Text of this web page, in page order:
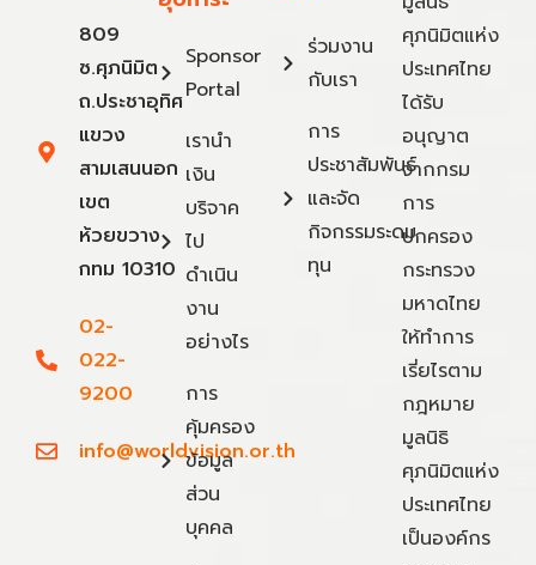
809
ซ.ศุภนิมิต
ถ.ประชาอุทิศ
แขวง
สามเสนนอก
เขต
ห้วยขวาง
กทม 10310
02-
022-
9200
info@worldvision.or.th
Sponsor
Portal
เรานำ
เงิน
บริจาค
ไป
ดำเนิน
งาน
อย่างไร
การ
คุ้มครอง
ข้อมูล
ส่วน
บุคคล
ร่วมงาน
กับเรา
การ
ประชาสัมพันธ์
และจัด
กิจกรรมระดม
ทุน
ศุภนิมิตแห่ง
ประเทศไทย
ได้รับ
อนุญาต
จากกรม
การ
ปกครอง
กระทรวง
มหาดไทย
ให้ทำการ
เรี่ยไรตาม
กฎหมาย
มูลนิธิ
ศุภนิมิตแห่ง
ประเทศไทย
เป็นองค์กร